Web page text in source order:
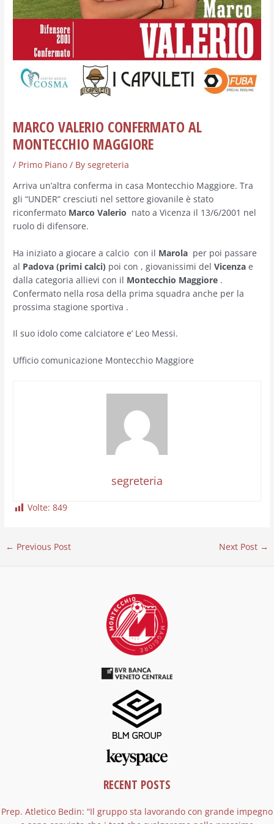
MARCO VALERIO CONFERMATO AL
MONTECCHIO MAGGIORE
/ Primo Piano / Bysegreteria
Arriva un’altra conferma in casa Montecchio Maggiore. Tra
gli “UNDER” cresciuti nel settore giovanile è stato
riconfermato Marco Valerio nato a Vicenza il 13/6/2001 nel
ruolo di difensore.
Ha iniziato a giocare a calcio con il Marola per poi passare
al Padova (primi calci) poi con , giovanissimi delVicenza e
dalla categoria allievi con il Montecchio Maggiore .
Confermato nella rosa della prima squadra anche per la
prossima stagione sportiva .
Il suo idolo come calciatore e’ Leo Messi.
Ufficio comunicazione Montecchio Maggiore
segreteria
Volte: 849
← Previous Post Next Post →
RECENT POSTS
Prep. Atletico Bedin: “Il gruppo sta lavorando con grande impegno